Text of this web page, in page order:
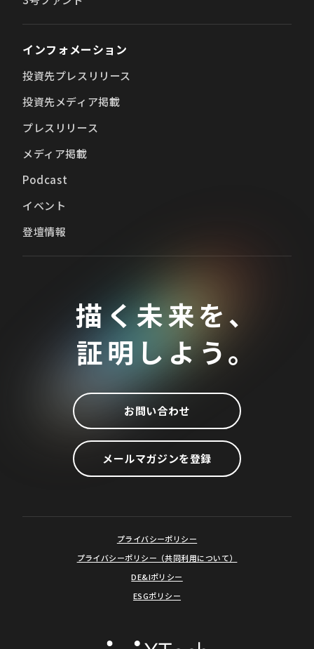
インフォメーション
投資先プレスリリース
投資先メディア掲載
プレスリリース
メディア掲載
Podcast
イベント
登壇情報
描く未来を、
証明しよう。
お問い合わせ
メールマガジンを登録
プライバシーポリシー
プライバシーポリシー（共同利用について）
DE&Iポリシー
ESGポリシー